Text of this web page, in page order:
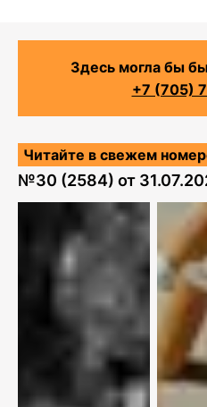
Здесь могла бы
+7 (705)
Читайте в свежем
№30 (2584) от